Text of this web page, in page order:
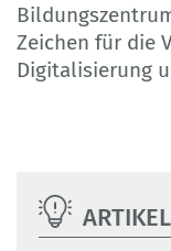
Zeichen für die
Digitalisierung